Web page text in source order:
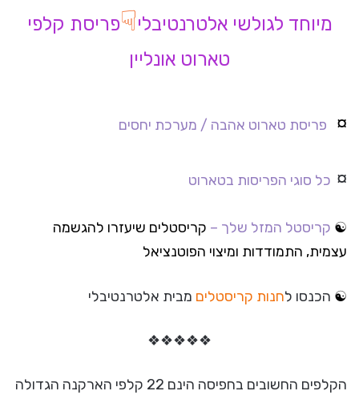
מיוחד לגולשי אלטרנטיבלי☟פריסת קלפי
טארוט אונליין
¤ פריסת טארוט אהבה / מערכת יחסים
¤ כל סוגי הפריסות בטארוט
☯ קריסטל המזל שלך – קריסטלים שיעזרו להגשמה
עצמית, התמודדות ומיצוי הפוטנציאל
☯ הכנסו לחנות קריסטלים מבית אלטרנטיבלי
❖
❖
❖
❖
❖
הקלפים החשובים בחפיסה הינם 22 קלפי הארקנה הגדולה